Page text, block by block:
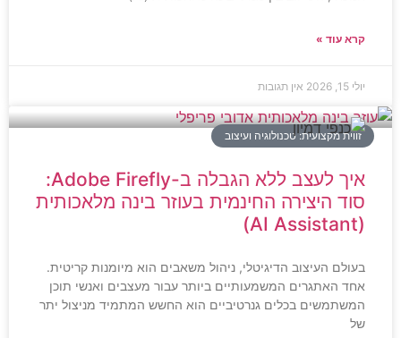
קרא עוד »
יולי 15, 2026 אין תגובות
זווית מקצועית: טכנולוגיה ועיצוב
איך לעצב ללא הגבלה ב-Adobe Firefly:
סוד היצירה החינמית בעוזר בינה מלאכותית
(AI Assistant)
בעולם העיצוב הדיגיטלי, ניהול משאבים הוא מיומנות קריטית.
אחד האתגרים המשמעותיים ביותר עבור מעצבים ואנשי תוכן
המשתמשים בכלים גנרטיביים הוא החשש המתמיד מניצול יתר
של